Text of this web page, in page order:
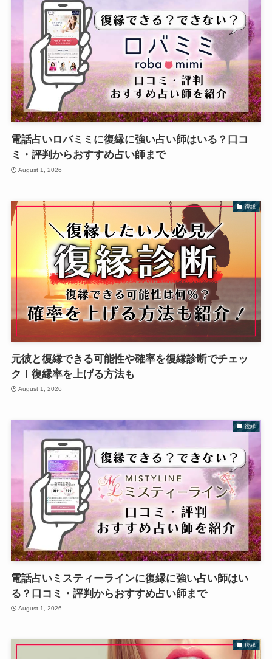
電話占いロバミミに復縁に強い占い師はいる？口コ
ミ・評判からおすすめ占い師まで
August 1, 2026
復縁
元彼と復縁できる可能性や確率を復縁診断でチェッ
ク！復縁率を上げる方法も
August 1, 2026
復縁
電話占いミスティーラインに復縁に強い占い師はい
る？口コミ・評判からおすすめ占い師まで
August 1, 2026
復縁